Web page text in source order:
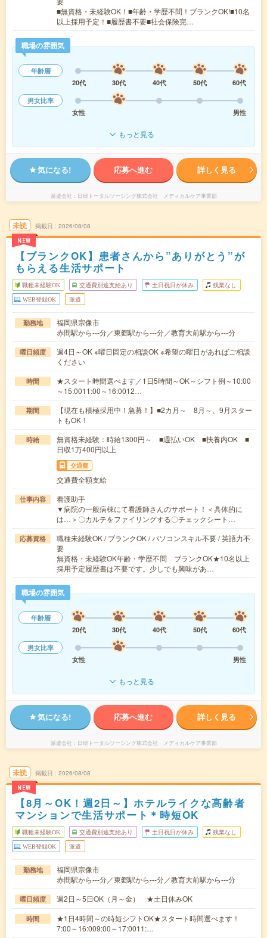
■無資格・未経験OK！■年齢・学歴不問！ブランクOK!■10名
以上採用予定！■履歴書不要■社会保険完…
職場の雰囲気
年齢層
20代
30代 40代 50代
60代
男女比率
女性
男性
もっと見る
気になる! 応募へ進む 詳しく見る
派遣会社 日研トータルソーシング株式会社 メディカルケア事業部
未読
NEW
掲載日 2026/08/08
【ブランクOK】患者さんから”ありがとう”が
もらえる生活サポート
職種未経験OK 交通費別途支給あり 土日祝日が休み 残業なし
WEB登録OK 派遣
勤務地
福岡県宗像市
赤間駅から---分／東郷駅から---分／教育大前駅から---分
曜日頻度
週4日～OK ※曜日固定の相談OK ※希望の曜日があればご相談
ください
時間
★スタート時間選べます／1日5時間～OK～シフト例～10:00
～15:0011:00～16:0012…
期間
【現在も積極採用中！急募！】■2カ月～ 8月～、9月スター
トもOK！
時給
無資格未経験：時給1300円～ ■週払いOK ■扶養内OK ■
日収1万400円以上
交通費
交通費全額支給
仕事内容
看護助手
▼病院の一般病棟にて看護師さんのサポート！＜具体的に
は…＞〇カルテをファイリングする〇チェックシート…
応募資格
職種未経験OK / ブランクOK / パソコンスキル不要 / 英語力不
要
無資格・未経験OK年齢・学歴不問 ブランクOK★10名以上
採用予定履歴書は不要です。少しでも興味があ…
職場の雰囲気
年齢層
20代
30代 40代 50代
60代
男女比率
女性
男性
もっと見る
気になる! 応募へ進む 詳しく見る
派遣会社 日研トータルソーシング株式会社 メディカルケア事業部
未読
NEW
掲載日 2026/08/08
【8月～OK！週2日～】ホテルライクな高齢者
マンションで生活サポート＊時短OK
職種未経験OK 交通費別途支給あり 土日祝日が休み 残業なし
WEB登録OK 派遣
勤務地
福岡県宗像市
赤間駅から---分／東郷駅から---分／教育大前駅から---分
曜日頻度 週2日～5日OK（月～金） ★土日休みOK
時間
★1日4時間～の時短シフトOK★スタート時間選べます！
7:00～16:009:00～17:0011:…